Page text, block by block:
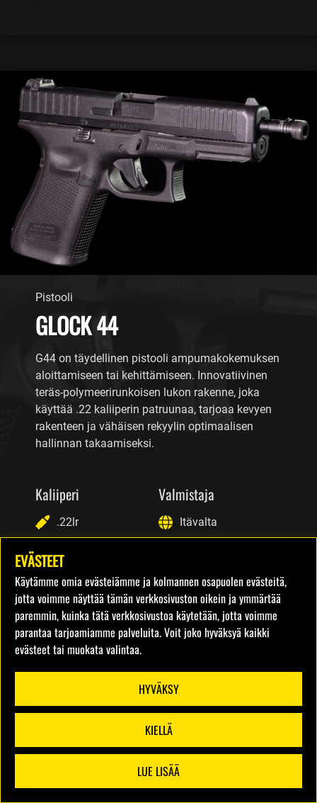
Pistooli
GLOCK 44
G44 on täydellinen pistooli ampumakokemuksen
aloittamiseen tai kehittämiseen. Innovatiivinen
teräs-polymeerirunkoisen lukon rakenne, joka
käyttää .22 kaliiperin patruunaa, tarjoaa kevyen
rakenteen ja vähäisen rekyylin optimaalisen
hallinnan takaamiseksi.
Kaliiperi
.22lr
Valmistaja
Itävalta
Laukausten määrä
10 15€
EVÄSTEET
Käytämme omia evästeiämme ja kolmannen osapuolen evästeitä,
jotta voimme näyttää tämän verkkosivuston oikein ja ymmärtää
paremmin, kuinka tätä verkkosivustoa käytetään, jotta voimme
parantaa tarjoamiamme palveluita. Voit joko hyväksyä kaikki
evästeet tai muokata valintaa.
HYVÄKSY
KIELLÄ
LUE LISÄÄ